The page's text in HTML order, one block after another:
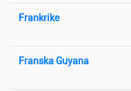
Frankrike
Franska Guyana